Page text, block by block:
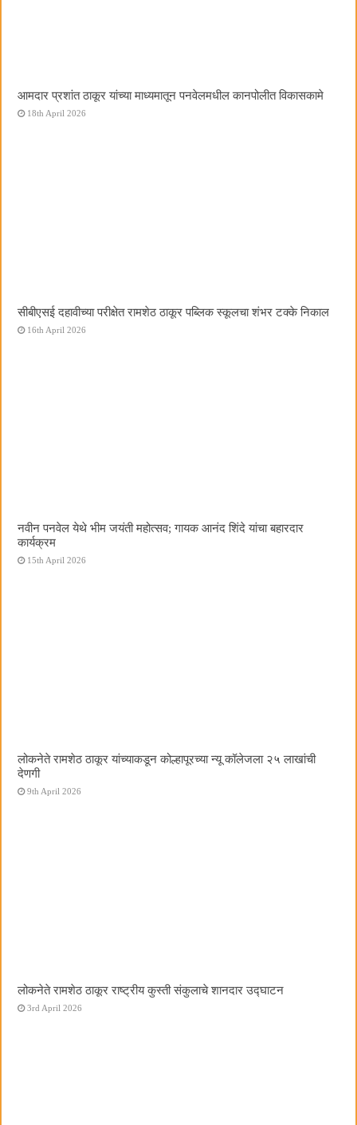
आमदार प्रशांत ठाकूर यांच्या माध्यमातून पनवेलमधील कानपोलीत विकासकामे
18th April 2026
सीबीएसई दहावीच्या परीक्षेत रामशेठ ठाकूर पब्लिक स्कूलचा शंभर टक्के निकाल
16th April 2026
नवीन पनवेल येथे भीम जयंती महोत्सव; गायक आनंद शिंदे यांचा बहारदार
कार्यक्रम
15th April 2026
लोकनेते रामशेठ ठाकूर यांच्याकडून कोल्हापूरच्या न्यू कॉलेजला २५ लाखांची
देणगी
9th April 2026
लोकनेते रामशेठ ठाकूर राष्ट्रीय कुस्ती संकुलाचे शानदार उद्घाटन
3rd April 2026